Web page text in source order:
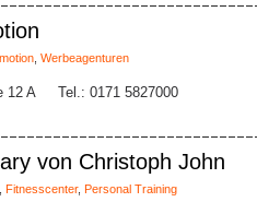
Werbeagenturen
12 A
Tel.: 0171 5827000
von Christoph John
Fitnesscenter, Personal Training